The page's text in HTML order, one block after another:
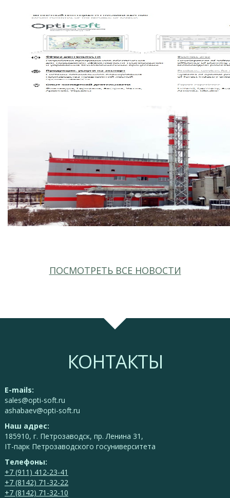
ПОСМОТРЕТЬ ВСЕ НОВОСТИ
КОНТАКТЫ
E-mails:
sales@opti-soft.ru
ashabaev@opti-soft.ru
Наш адрес:
185910, г. Петрозаводск, пр. Ленина 31,
IT-парк Петрозаводского госуниверситета
Телефоны:
+7 (911) 412-23-41
+7 (8142) 71-32-22
+7 (8142) 71-32-10